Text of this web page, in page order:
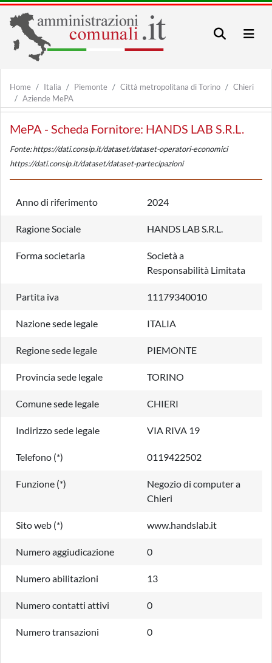
Home Italia Piemonte Città metropolitana di Torino
Chieri
Aziende MePA
MePA - Scheda Fornitore: HANDS LAB S.R.L.
Fonte: https://dati.consip.it/dataset/dataset-operatori-economici
https://dati.consip.it/dataset/dataset-partecipazioni
Anno di riferimento 2024
Ragione Sociale HANDS LAB S.R.L.
Forma societaria
Società a
Responsabilità Limitata
Partita iva 11179340010
Nazione sede legale ITALIA
Regione sede legale PIEMONTE
Provincia sede legale TORINO
Comune sede legale CHIERI
Indirizzo sede legale VIA RIVA 19
Telefono (*) 0119422502
Funzione (*)
Negozio di computer a
Chieri
Sito web (*) www.handslab.it
Numero aggiudicazione 0
Numero abilitazioni 13
Numero contatti attivi 0
Numero transazioni 0